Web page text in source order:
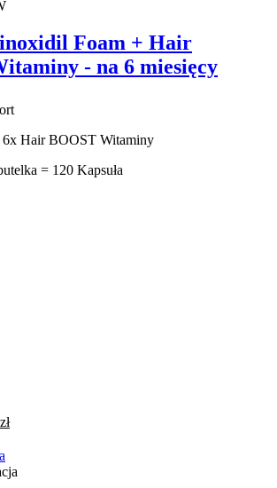
Foam + Hair
- na 6 miesięcy
Hair BOOST Witaminy
= 120 Kapsuła
zł